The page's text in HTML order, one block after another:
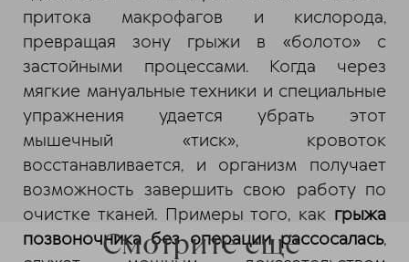
притока макрофагов и кислорода,
превращая зону грыжи в «болото» с
застойными процессами. Когда через
мягкие мануальные техники и специальные
упражнения удается убрать этот
мышечный «тиск», кровоток
восстанавливается, и организм получает
возможность завершить свою работу по
очистке тканей. Примеры того, как грыжа
позвоночника без операции рассосалась,
Смотрите ещё